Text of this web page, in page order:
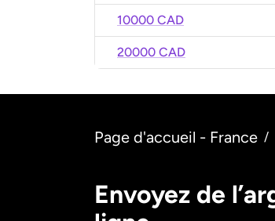
10000 CAD
20000 CAD
Page d'accueil - France /
Envoyez de